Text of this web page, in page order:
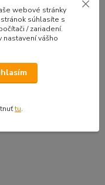
Na sklade |
zadarmo
košíka
39,90
32,44 EUR
webové stránky
súhlasíte s
/ zariadení.
vášho
tu.